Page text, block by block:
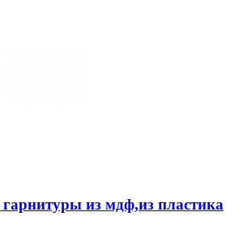
из мдф,из пластика